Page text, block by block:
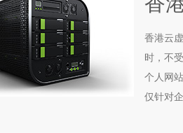
香港云
时，不
个人网
仅针对